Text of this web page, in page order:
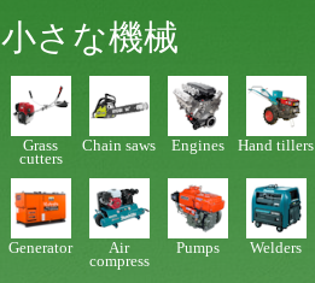
小さな機械
Grass
cutters
Chain saws Engines Hand tillers
Generator Air
compress
Pumps Welders